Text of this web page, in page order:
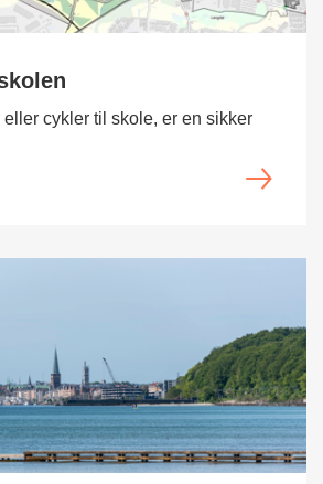
eller cykler til skole, er en sikker